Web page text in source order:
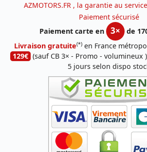
AZMOTORS.FR , la garantie au
Paiement sécurisé
Paiement carte en
3×
de
Livraison gratuite(*) en France
129€ (sauf CB 3× - Promo - volumineux )
5 jours selon dispo